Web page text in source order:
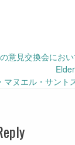
意見交換会にお
マヌエル・サン